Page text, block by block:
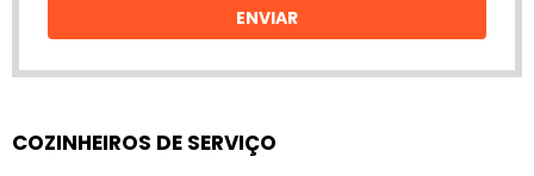
ENVIAR
COZINHEIROS DE SERVIÇO